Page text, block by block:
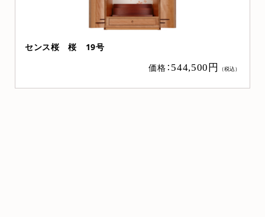
センス桜 桜 19号
価格： 544,500円 （税込）